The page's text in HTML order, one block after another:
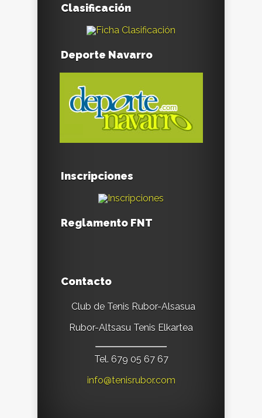
Clasificación
Deporte Navarro
Inscripciones
Reglamento FNT
Contacto
Club de Tenis Rubor-Alsasua
Rubor-Altsasu Tenis Elkartea
Tel. 679 05 67 67
info@tenisrubor.com